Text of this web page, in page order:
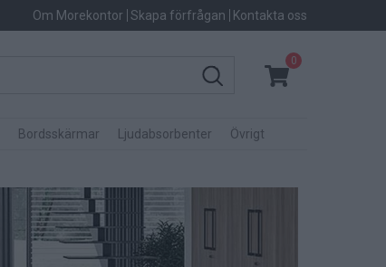
Om Morekontor Skapa förfrågan Kontakta oss
0
Bordsskärmar Ljudabsorbenter Övrigt